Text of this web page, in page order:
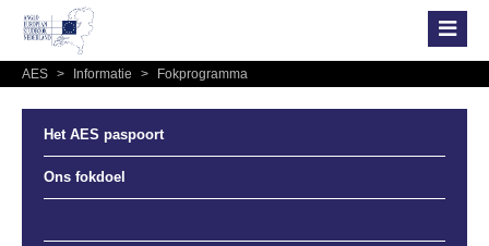
AES > Informatie > Fokprogramma
Het AES paspoort
Ons fokdoel